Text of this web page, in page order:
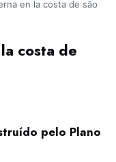
en la costa de são
costa de
pelo Plano